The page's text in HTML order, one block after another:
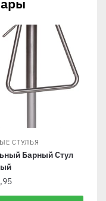
СТУЛЬЯ
Барный Стул